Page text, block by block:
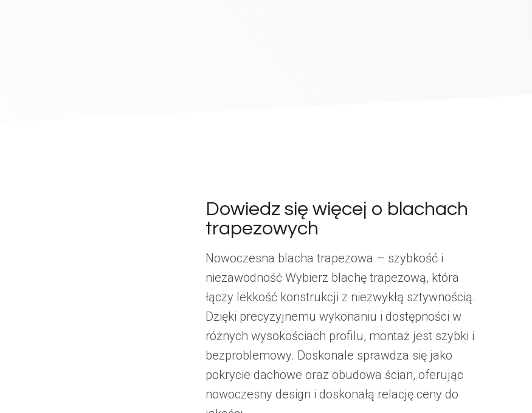
Dowiedz się więcej o blachach
trapezowych
Nowoczesna blacha trapezowa – szybkość i
niezawodność Wybierz blachę trapezową, która
łączy lekkość konstrukcji z niezwykłą sztywnością.
Dzięki precyzyjnemu wykonaniu i dostępności w
różnych wysokościach profilu, montaż jest szybki i
bezproblemowy. Doskonale sprawdza się jako
pokrycie dachowe oraz obudowa ścian, oferując
nowoczesny design i doskonałą relację ceny do